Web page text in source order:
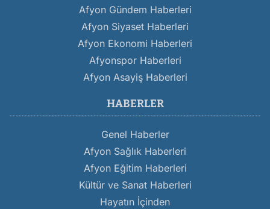
Afyon Gündem Haberleri
Afyon Siyaset Haberleri
Afyon Ekonomi Haberleri
Afyonspor Haberleri
Afyon Asayiş Haberleri
HABERLER
Genel Haberler
Afyon Sağlık Haberleri
Afyon Eğitim Haberleri
Kültür ve Sanat Haberleri
Hayatın İçinden